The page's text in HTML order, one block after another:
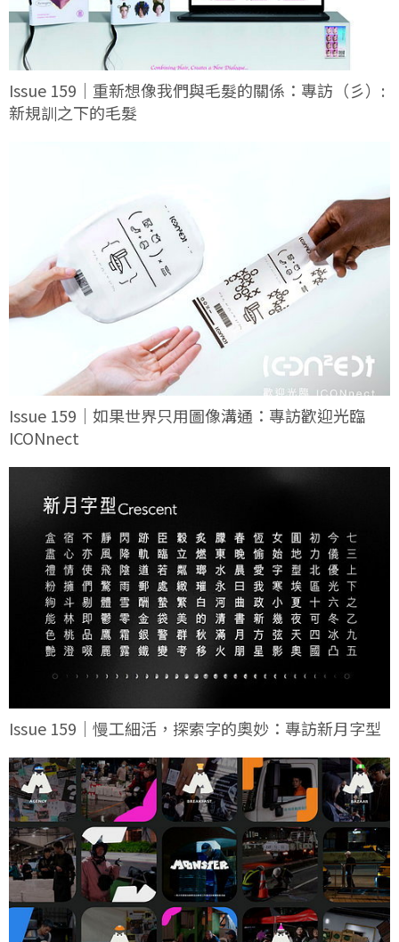
Issue 159｜重新想像我們與毛髮的關係：專訪（彡）:
新規訓之下的毛髮
Issue 159｜如果世界只用圖像溝通：專訪歡迎光臨
ICONnect
Issue 159｜慢工細活，探索字的奧妙：專訪新月字型